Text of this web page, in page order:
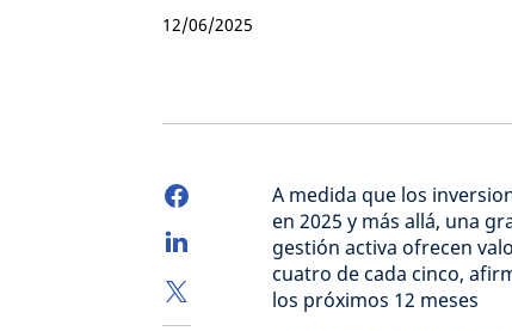
12/06/2025
A medida que los
en 2025 y más allá, una
gestión activa ofrecen
cuatro de cada cinco,
los próximos 12 meses